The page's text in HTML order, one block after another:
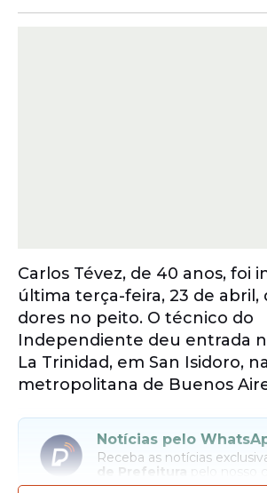
Carlos Tévez, de 40 anos, foi
última terça-feira, 23 de abril,
dores no peito. O técnico do
Independiente deu entrada
La Trinidad, em San Isidoro,
metropolitana de Buenos
Notícias pelo
Receba as notícias
de Prefeitura
pelo nosso